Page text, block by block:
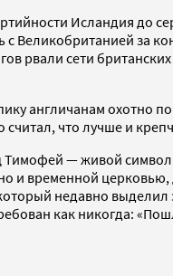
Исландия до
с Великобританией
рвали сети
англичанам охотно
что лучше и
Тимофей — живой
и временной
недавно
как никогда: